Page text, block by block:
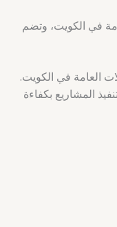
في الكويت، وتضم
العامة في الكويت.
المشاريع بكفاءة